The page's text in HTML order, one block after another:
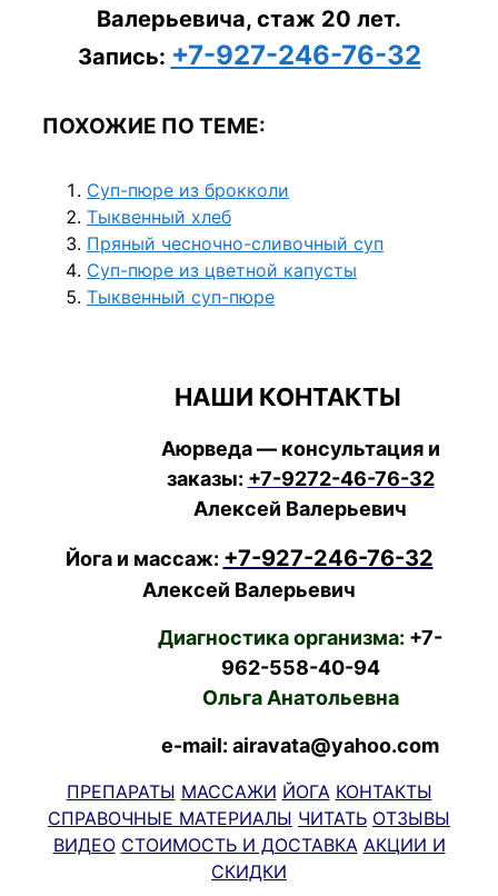
Валерьевича, стаж 20 лет.
Запись: +7-927-246-76-32
ПОХОЖИЕ ПО ТЕМЕ:
Суп-пюре из брокколи
Тыквенный хлеб
Пряный чесночно-сливочный суп
Суп-пюре из цветной капусты
Тыквенный суп-пюре
НАШИ КОНТАКТЫ
Аюрведа — консультация и
заказы: +7-9272-46-76-32
Алексей Валерьевич
Йога и массаж: +7-927-246-76-32
Алексей Валерьевич
Диагностика организма: +7-
962-558-40-94
Ольга Анатольевна
e-mail: airavata@yahoo.com
ПРЕПАРАТЫ МАССАЖИ ЙОГА КОНТАКТЫ
СПРАВОЧНЫЕ МАТЕРИАЛЫ ЧИТАТЬ ОТЗЫВЫ
ВИДЕО СТОИМОСТЬ И ДОСТАВКА АКЦИИ И
СКИДКИ